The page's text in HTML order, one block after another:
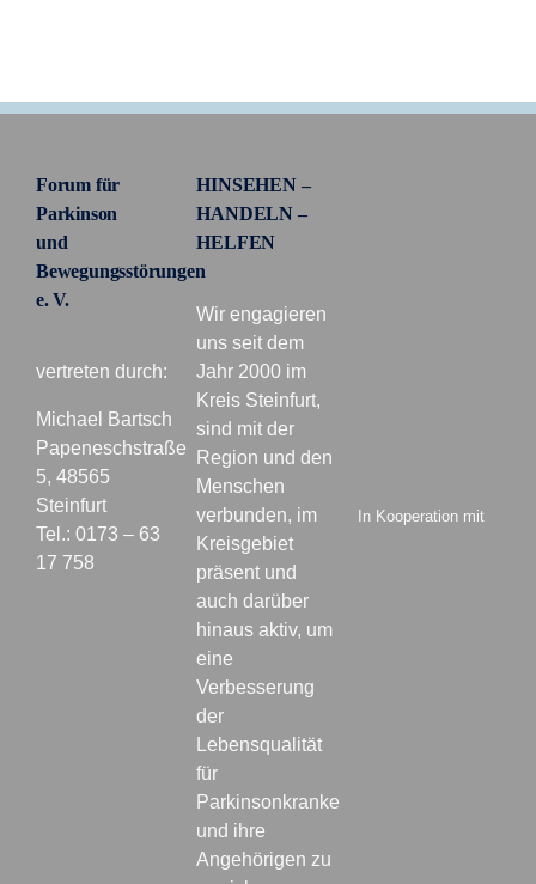
Forum für
Parkinson
und
Bewegungsstörungen
e. V.
vertreten durch:
Michael Bartsch
Papeneschstraße
5, 48565
Steinfurt
Tel.: 0173 – 63
17 758
HINSEHEN –
HANDELN –
HELFEN
Wir engagieren
uns seit dem
Jahr 2000 im
Kreis Steinfurt,
sind mit der
Region und den
Menschen
verbunden, im
Kreisgebiet
präsent und
auch darüber
hinaus aktiv, um
eine
Verbesserung
der
Lebensqualität
für
Parkinsonkranke
und ihre
Angehörigen zu
In Kooperation mit